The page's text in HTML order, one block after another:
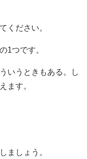
ください。
1つです。
いうときもある。し
ます。
ましょう。